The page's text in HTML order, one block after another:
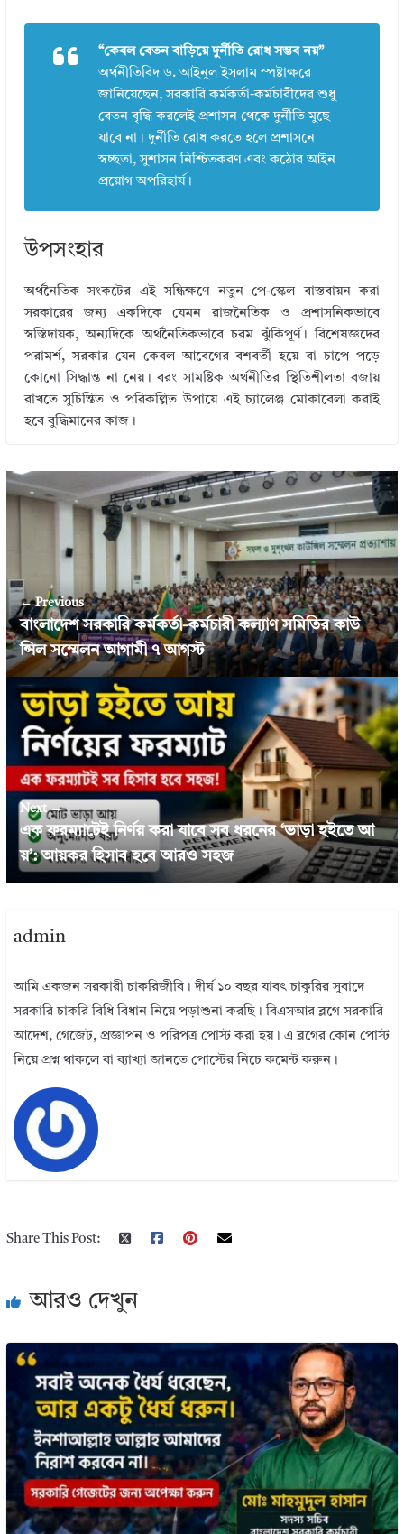
“কেবল বেতন বাড়িয়ে দুর্নীতি রোধ সম্ভব নয়”
অর্থনীতিবিদ ড. আইনুল ইসলাম স্পষ্টাক্ষরে
জানিয়েছেন, সরকারি কর্মকর্তা-কর্মচারীদের শুধু
বেতন বৃদ্ধি করলেই প্রশাসন থেকে দুর্নীতি মুছে
যাবে না। দুর্নীতি রোধ করতে হলে প্রশাসনে
স্বচ্ছতা, সুশাসন নিশ্চিতকরণ এবং কঠোর আইন
প্রয়োগ অপরিহার্য।
উপসংহার
অর্থনৈতিক সংকটের এই সন্ধিক্ষণে নতুন পে-স্কেল বাস্তবায়ন করা
সরকারের জন্য একদিকে যেমন রাজনৈতিক ও প্রশাসনিকভাবে
স্বস্তিদায়ক, অন্যদিকে অর্থনৈতিকভাবে চরম ঝুঁকিপূর্ণ। বিশেষজ্ঞদের
পরামর্শ, সরকার যেন কেবল আবেগের বশবর্তী হয়ে বা চাপে পড়ে
কোনো সিদ্ধান্ত না নেয়। বরং সামষ্টিক অর্থনীতির স্থিতিশীলতা বজায়
রাখতে সুচিন্তিত ও পরিকল্পিত উপায়ে এই চ্যালেঞ্জ মোকাবেলা করাই
হবে বুদ্ধিমানের কাজ।
← Previous
বাংলাদেশ সরকারি কর্মকর্তা-কর্মচারী কল্যাণ সমিতির কাউ
ন্সিল সম্মেলন আগামী ৭ আগস্ট
Next →
এক ফরম্যাটেই নির্ণয় করা যাবে সব ধরনের ‘ভাড়া হইতে আ
য়’: আয়কর হিসাব হবে আরও সহজ
admin
আমি একজন সরকারী চাকরিজীবি। দীর্ঘ ১০ বছর যাবৎ চাকুরির সুবাদে
সরকারি চাকরি বিধি বিধান নিয়ে পড়াশুনা করছি। বিএসআর ব্লগে সরকারি
আদেশ, গেজেট, প্রজ্ঞাপন ও পরিপত্র পোস্ট করা হয়। এ ব্লগের কোন পোস্ট
নিয়ে প্রশ্ন থাকলে বা ব্যাখ্যা জানতে পোস্টের নিচে কমেন্ট করুন।
Share This Post:
আরও দেখুন